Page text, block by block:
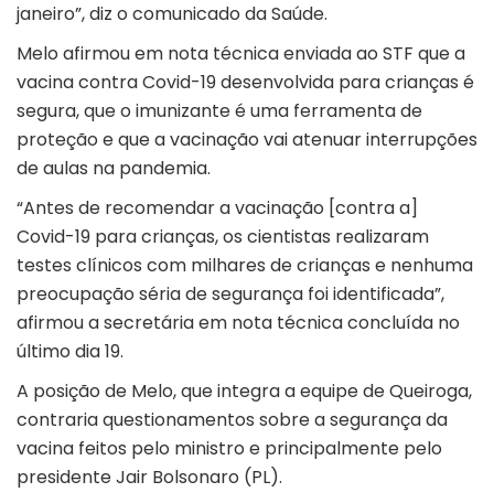
janeiro”, diz o comunicado da Saúde.
Melo afirmou em nota técnica enviada ao STF que a
vacina contra Covid-19 desenvolvida para crianças é
segura, que o imunizante é uma ferramenta de
proteção e que a vacinação vai atenuar interrupções
de aulas na pandemia.
“Antes de recomendar a vacinação [contra a]
Covid-19 para crianças, os cientistas realizaram
testes clínicos com milhares de crianças e nenhuma
preocupação séria de segurança foi identificada”,
afirmou a secretária em nota técnica concluída no
último dia 19.
A posição de Melo, que integra a equipe de Queiroga,
contraria questionamentos sobre a segurança da
vacina feitos pelo ministro e principalmente pelo
presidente Jair Bolsonaro (PL).